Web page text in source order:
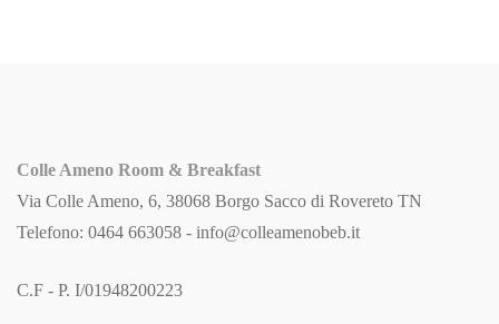
Colle Ameno Room & Breakfast
Via Colle Ameno, 6, 38068 Borgo Sacco di Rovereto TN
Telefono: 0464 663058 - info@colleamenobeb.it
C.F - P. I/01948200223